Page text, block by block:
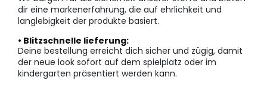
dir eine markenerfahrung, die auf ehrlichkeit und
langlebigkeit der produkte basiert.
• Blitzschnelle lieferung:
Deine bestellung erreicht dich sicher und zügig, damit
der neue look sofort auf dem spielplatz oder im
kindergarten präsentiert werden kann.